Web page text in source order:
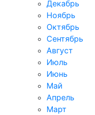
Декабрь
Ноябрь
Октябрь
Сентябрь
Август
Июль
Июнь
Май
Апрель
Март